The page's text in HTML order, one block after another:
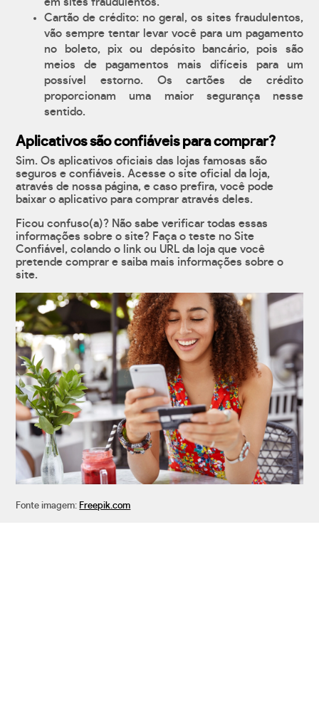
Cartão de crédito: no geral, os sites fraudulentos,
vão sempre tentar levar você para um pagamento
no boleto, pix ou depósito bancário, pois são
meios de pagamentos mais difíceis para um
possível estorno. Os cartões de crédito
proporcionam uma maior segurança nesse
sentido.
Aplicativos são confiáveis para comprar?
Sim. Os aplicativos oficiais das lojas famosas são
seguros e confiáveis. Acesse o site oficial da loja,
através de nossa página, e caso prefira, você pode
baixar o aplicativo para comprar através deles.
Ficou confuso(a)? Não sabe verificar todas essas
informações sobre o site? Faça o teste no Site
Confiável, colando o link ou URL da loja que você
pretende comprar e saiba mais informações sobre o
site.
Fonte imagem: Freepik.com